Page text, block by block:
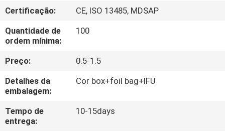
EXCURSÃO
DA
FÁBRICA
CONTROLE
DA
QUALIDADE
Certificação:
CE, ISO 13485, MDSAP
Quantidade de
ordem mínima:
100
Preço:
0.5-1.5
Detalhes da
embalagem:
Cor box+foil bag+IFU
Tempo de
entrega:
10-15days